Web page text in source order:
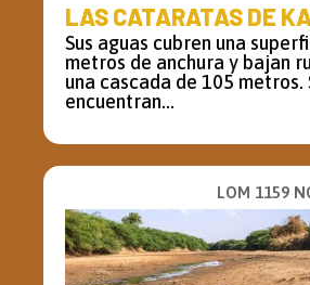
LAS CATARATAS DE
Sus aguas cubren una
metros de anchura y bajan
una cascada de 105 metros.
encuentran...
LOM 1159